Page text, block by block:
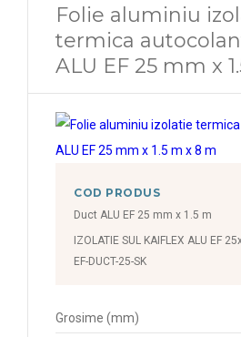
Folie aluminiu
termica
ALU EF 25 mm x
COD PRODUS
Duct ALU EF 25 mm x 1.5 m
IZOLATIE SUL KAIFLEX ALU EF
EF-DUCT-25-SK
Grosime (mm)